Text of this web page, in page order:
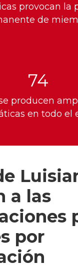
provocan la
de
74
producen
en todo el
a las
por